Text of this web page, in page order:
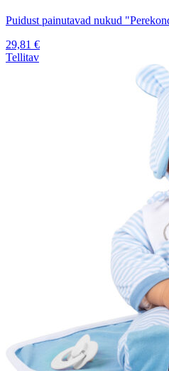
Puidust painutavad nukud
29,81 €
Tellitav